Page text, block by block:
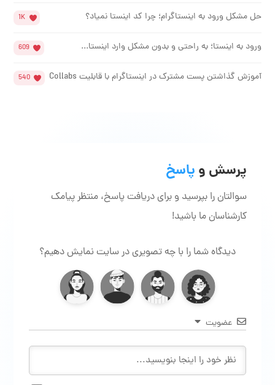
حل مشکل ورود به اینستاگرام؛ چرا کد اینستا نمیاد؟ 1K
ورود به اینستا؛ به راحتی و بدون مشکل وارد اینستا... 609
آموزش گذاشتن پست مشترک در اینستاگرام با قابلیت Collabs 540
پرسش و پاسخ
سوالتان را بپرسید و برای دریافت پاسخ، منتظر پیامک
کارشناسان ما باشید!
دیدگاه شما را با چه تصویری در سایت نمایش دهیم؟
عضویت